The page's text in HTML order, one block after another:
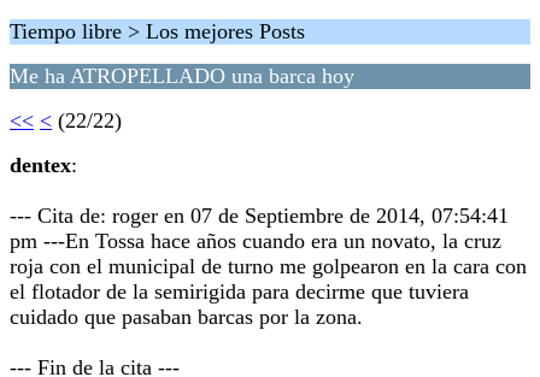
Tiempo libre > Los mejores Posts
Me ha ATROPELLADO una barca hoy
<< < (22/22)
dentex:
--- Cita de: roger en 07 de Septiembre de 2014, 07:54:41
pm ---En Tossa hace años cuando era un novato, la cruz
roja con el municipal de turno me golpearon en la cara con
el flotador de la semirigida para decirme que tuviera
cuidado que pasaban barcas por la zona.
--- Fin de la cita ---